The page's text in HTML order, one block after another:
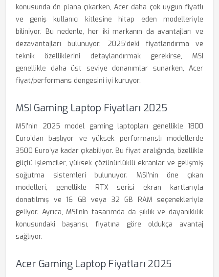
konusunda ön plana çıkarken, Acer daha çok uygun fiyatlı
ve geniş kullanıcı kitlesine hitap eden modelleriyle
biliniyor. Bu nedenle, her iki markanın da avantajları ve
dezavantajları bulunuyor. 2025’deki fiyatlandırma ve
teknik özelliklerini detaylandırmak gerekirse, MSI
genellikle daha üst seviye donanımlar sunarken, Acer
fiyat/performans dengesini iyi kuruyor.
MSI Gaming Laptop Fiyatları 2025
MSI’nin 2025 model gaming laptopları genellikle 1800
Euro’dan başlıyor ve yüksek performanslı modellerde
3500 Euro’ya kadar çıkabiliyor. Bu fiyat aralığında, özellikle
güçlü işlemciler, yüksek çözünürlüklü ekranlar ve gelişmiş
soğutma sistemleri bulunuyor. MSI’nin öne çıkan
modelleri, genellikle RTX serisi ekran kartlarıyla
donatılmış ve 16 GB veya 32 GB RAM seçenekleriyle
geliyor. Ayrıca, MSI’nin tasarımda da şıklık ve dayanıklılık
konusundaki başarısı, fiyatına göre oldukça avantaj
sağlıyor.
Acer Gaming Laptop Fiyatları 2025